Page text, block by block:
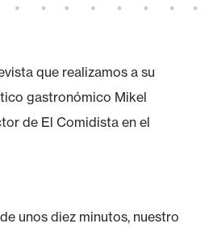
que realizamos a su
gastronómico Mikel
de El Comidista en el
unos diez minutos, nuestro